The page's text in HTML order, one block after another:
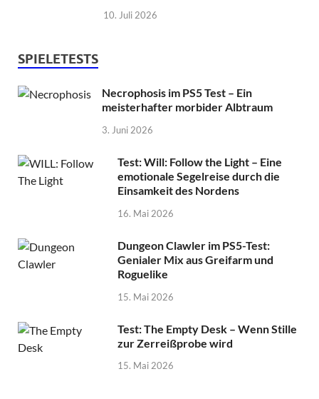
10. Juli 2026
SPIELETESTS
Necrophosis im PS5 Test – Ein
meisterhafter morbider Albtraum
3. Juni 2026
Test: Will: Follow the Light – Eine
emotionale Segelreise durch die
Einsamkeit des Nordens
16. Mai 2026
Dungeon Clawler im PS5-Test:
Genialer Mix aus Greifarm und
Roguelike
15. Mai 2026
Test: The Empty Desk – Wenn Stille
zur Zerreißprobe wird
15. Mai 2026